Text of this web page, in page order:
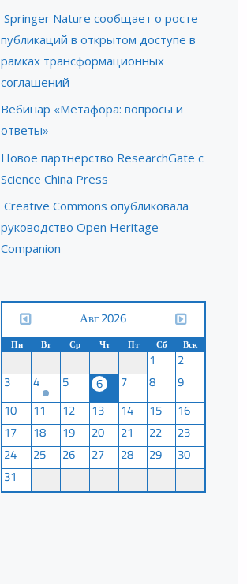
Springer Nature сообщает о росте
публикаций в открытом доступе в
рамках трансформационных
соглашений
Вебинар «Метафора: вопросы и
ответы»
Новое партнерство ResearchGate с
Science China Press
Creative Commons опубликовала
руководство Open Heritage
Companion
Авг 2026
Пн Вт Ср Чт Пт Сб Вск
1
2
3
4 5 6 7 8
9
10
11 12 13 14 15
16
17
18 19 20 21 22
23
24
25 26 27 28 29
30
31